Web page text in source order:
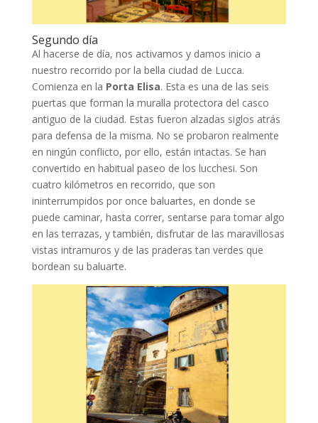
Segundo día
Al hacerse de día, nos activamos y damos inicio a
nuestro recorrido por la bella ciudad de Lucca.
Comienza en la Porta Elisa. Esta es una de las seis
puertas que forman la muralla protectora del casco
antiguo de la ciudad. Estas fueron alzadas siglos atrás
para defensa de la misma. No se probaron realmente
en ningún conflicto, por ello, están intactas. Se han
convertido en habitual paseo de los lucchesi. Son
cuatro kilómetros en recorrido, que son
ininterrumpidos por once baluartes, en donde se
puede caminar, hasta correr, sentarse para tomar algo
en las terrazas, y también, disfrutar de las maravillosas
vistas intramuros y de las praderas tan verdes que
bordean su baluarte.